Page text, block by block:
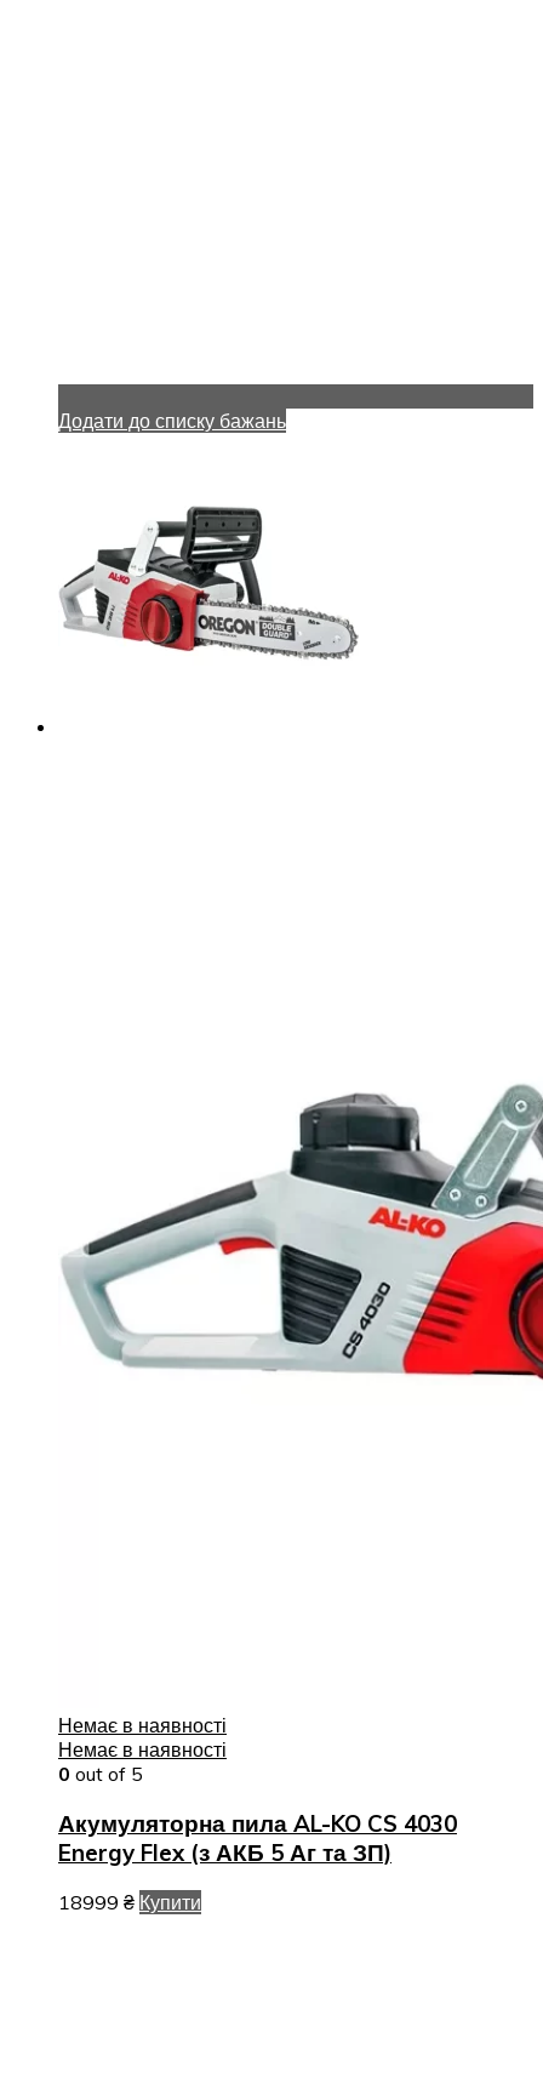
Додати до списку бажань
Немає в наявності
Немає в наявності
0 out of 5
Акумуляторна пила AL-KO CS 4030
Energy Flex (з АКБ 5 Аг та ЗП)
18999 ₴ Купити